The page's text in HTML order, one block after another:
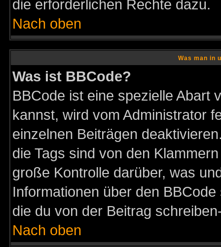
die erforderlichen Rechte dazu.
Nach oben
Was man in
Was ist BBCode?
BBCode ist eine spezielle Abart
kannst, wird vom Administrator
einzelnen Beiträgen
die Tags sind von den
große Kontrolle darüber, was
Informationen über den
die du von der Beitrag
Nach oben